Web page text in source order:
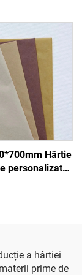
Hârtie de
pentru
Pantofi
Hârtie de
mătase
Hârtie
personalizată
a hârtiei
prime de